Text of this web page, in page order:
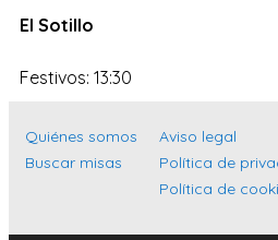
Cantabria
Islas Baleares
Málaga
El Sotillo
Festivos: 13:30
Quiénes somos
Buscar misas
Aviso legal
Política de
Política de